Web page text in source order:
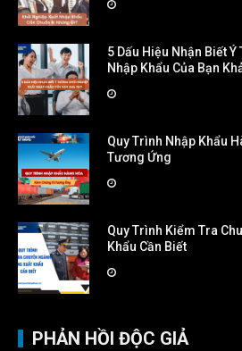
5 Dấu Hiệu Nhận Biết
Nhập Khẩu Của Bạn
Quy Trình Nhập Khẩu
Tương Ứng
Quy Trình Kiểm Tra
Khẩu Cần Biết
PHẢN HỒI ĐỘC GIẢ